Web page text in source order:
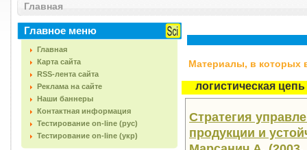
експериментальному впливу (на
відміну від контрольної групи). ...
Главная
Главное меню
Главная
Карта сайта
RSS-лента сайта
Реклама на сайте
Наши баннеры
Контактная информация
Тестирование on-line (рус)
Тестирование on-line (укр)
Материалы, в которых
логистическая цепь
Стратегия
продукции и